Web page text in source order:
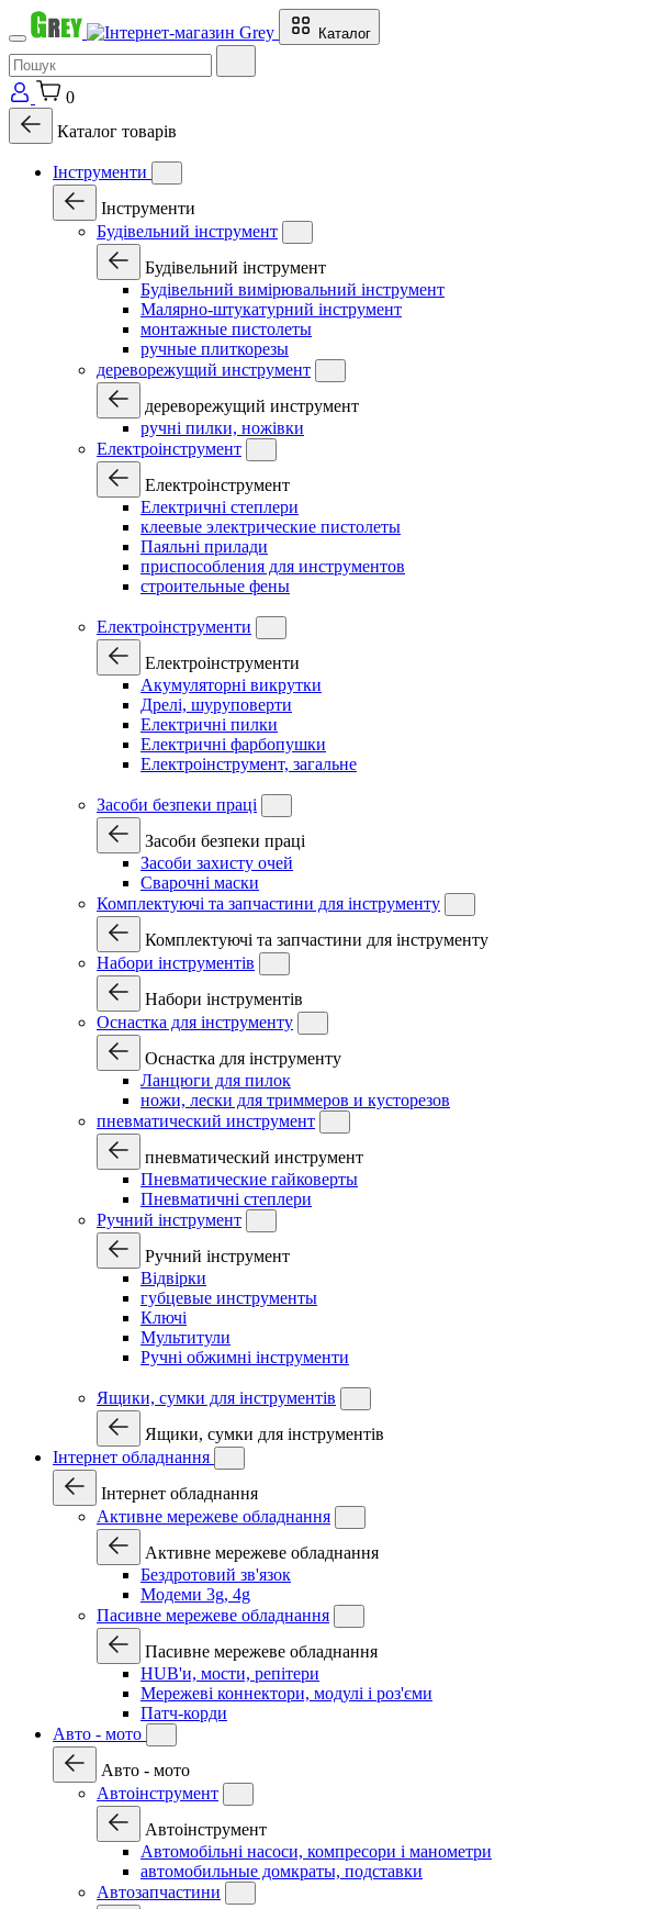
Каталог
0
Каталог товарів
Інструменти
Інструменти
Будівельний інструмент
Будівельний інструмент
Будівельний вимірювальний інструмент
Малярно-штукатурний інструмент
монтажные пистолеты
ручные плиткорезы
дереворежущий инструмент
дереворежущий инструмент
ручні пилки, ножівки
Електроінструмент
Електроінструмент
Електричні степлери
клеевые электрические пистолеты
Паяльні прилади
приспособления для инструментов
строительные фены
Електроінструменти
Електроінструменти
Акумуляторні викрутки
Дрелі, шуруповерти
Електричні пилки
Електричні фарбопушки
Електроінструмент, загальне
Засоби безпеки праці
Засоби безпеки праці
Засоби захисту очей
Сварочні маски
Комплектуючі та запчастини для інструменту
Комплектуючі та запчастини для інструменту
Набори інструментів
Набори інструментів
Оснастка для інструменту
Оснастка для інструменту
Ланцюги для пилок
ножи, лески для триммеров и кусторезов
пневматический инструмент
пневматический инструмент
Пневматические гайковерты
Пневматичні степлери
Ручний інструмент
Ручний інструмент
Відвірки
губцевые инструменты
Ключі
Мультитули
Ручні обжимні інструменти
Ящики, сумки для інструментів
Ящики, сумки для інструментів
Інтернет обладнання
Інтернет обладнання
Активне мережеве обладнання
Активне мережеве обладнання
Бездротовий зв'язок
Модеми 3g, 4g
Пасивне мережеве обладнання
Пасивне мережеве обладнання
HUB'и, мости, репітери
Мережеві коннектори, модулі і роз'єми
Патч-корди
Авто - мото
Авто - мото
Автоінструмент
Автоінструмент
Автомобільні насоси, компресори і манометри
автомобильные домкраты, подставки
Автозапчастини